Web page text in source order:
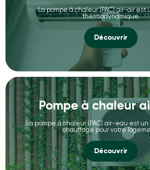
La pompe à chaleur (PAC) air-air est
thermodynamique.
Découvrir
Pompe à chaleur
La pompe à chaleur (PAC) air-eau est
chauffage pour votre
Découvrir